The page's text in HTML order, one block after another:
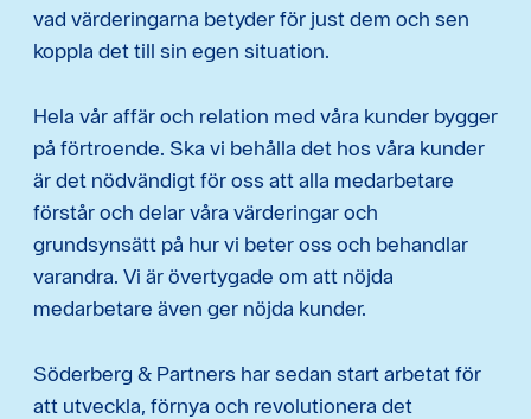
vad värderingarna betyder för just dem och sen
koppla det till sin egen situation.
Hela vår affär och relation med våra kunder bygger
på förtroende. Ska vi behålla det hos våra kunder
är det nödvändigt för oss att alla medarbetare
förstår och delar våra värderingar och
grundsynsätt på hur vi beter oss och behandlar
varandra. Vi är övertygade om att nöjda
medarbetare även ger nöjda kunder.
Söderberg & Partners har sedan start arbetat för
att utveckla, förnya och revolutionera det